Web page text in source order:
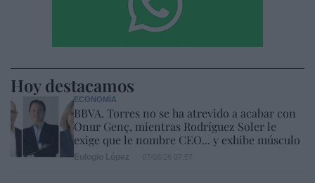
Hoy destacamos
ECONOMÍA
BBVA. Torres no se ha atrevido a acabar con
Onur Genç, mientras Rodríguez Soler le
exige que le nombre CEO... y exhibe músculo